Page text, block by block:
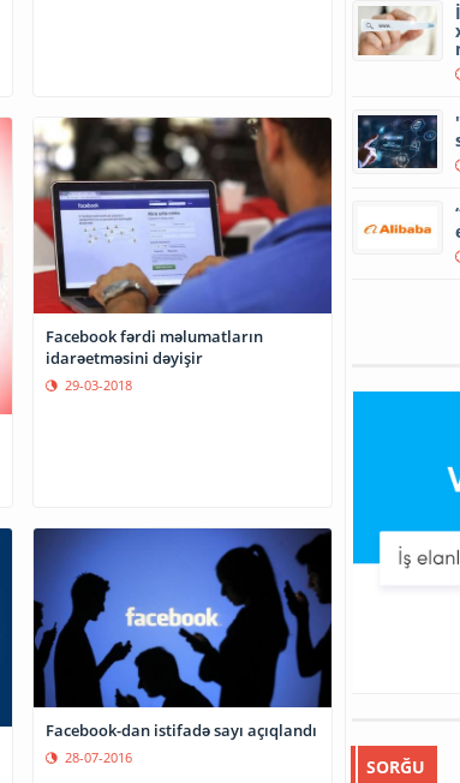
Facebook fərdi məlumatların
idarəetməsini dəyişir
29-03-2018
Facebook-dan istifadə sayı açıqlandı
28-07-2016 SORĞU